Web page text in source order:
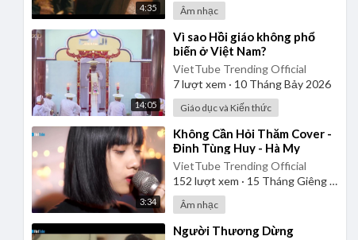
4:35 Âm nhạc
14:05
⁣Vì sao Hồi giáo không phổ
biến ở Việt Nam?
VietTube Trending Official
7lượt xem · 10 Tháng Bảy 2026
Giáo dục và Kiến thức
3:34
⁣Không Cần Hỏi Thăm Cover -
Đinh Tùng Huy - Hà My
VietTube Trending Official
152 lượt xem · 15 Tháng Giêng 2025
Âm nhạc
⁣Người Thương Dừng